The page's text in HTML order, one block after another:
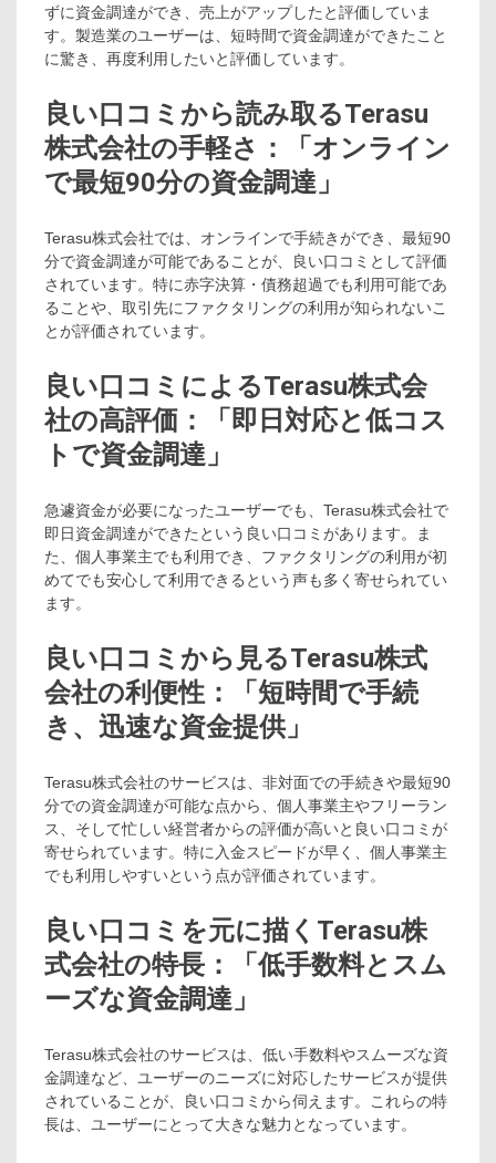
ずに資金調達ができ、売上がアップしたと評価していま
す。製造業のユーザーは、短時間で資金調達ができたこと
に驚き、再度利用したいと評価しています。
良い口コミから読み取るTerasu
株式会社の手軽さ：「オンライン
で最短90分の資金調達」
Terasu株式会社では、オンラインで手続きができ、最短90
分で資金調達が可能であることが、良い口コミとして評価
されています。特に赤字決算・債務超過でも利用可能であ
ることや、取引先にファクタリングの利用が知られないこ
とが評価されています。
良い口コミによるTerasu株式会
社の高評価：「即日対応と低コス
トで資金調達」
急遽資金が必要になったユーザーでも、Terasu株式会社で
即日資金調達ができたという良い口コミがあります。ま
た、個人事業主でも利用でき、ファクタリングの利用が初
めてでも安心して利用できるという声も多く寄せられてい
ます。
良い口コミから見るTerasu株式
会社の利便性：「短時間で手続
き、迅速な資金提供」
Terasu株式会社のサービスは、非対面での手続きや最短90
分での資金調達が可能な点から、個人事業主やフリーラン
ス、そして忙しい経営者からの評価が高いと良い口コミが
寄せられています。特に入金スピードが早く、個人事業主
でも利用しやすいという点が評価されています。
良い口コミを元に描くTerasu株
式会社の特長：「低手数料とスム
ーズな資金調達」
Terasu株式会社のサービスは、低い手数料やスムーズな資
金調達など、ユーザーのニーズに対応したサービスが提供
されていることが、良い口コミから伺えます。これらの特
長は、ユーザーにとって大きな魅力となっています。